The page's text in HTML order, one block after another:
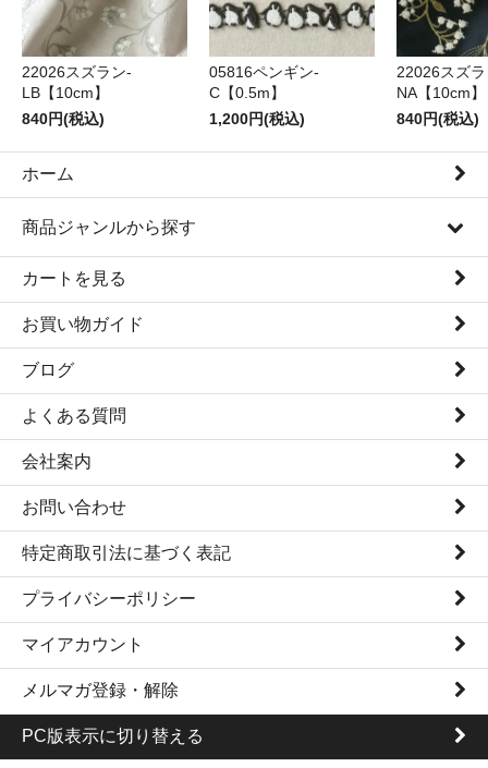
22026スズラン-
LB【10cm】
840円(税込)
05816ペンギン-
C【0.5m】
1,200円(税込)
22026スズ
NA【10cm】
840円(税込)
ホーム
商品ジャンルから探す
カートを見る
お買い物ガイド
ブログ
よくある質問
会社案内
お問い合わせ
特定商取引法に基づく表記
プライバシーポリシー
マイアカウント
メルマガ登録・解除
PC版表示に切り替える